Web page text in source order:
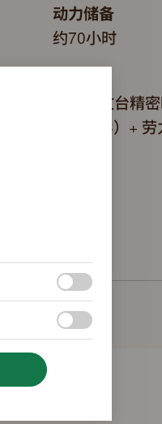
动力储备
约70小时
超卓天文台精
（COSC）+